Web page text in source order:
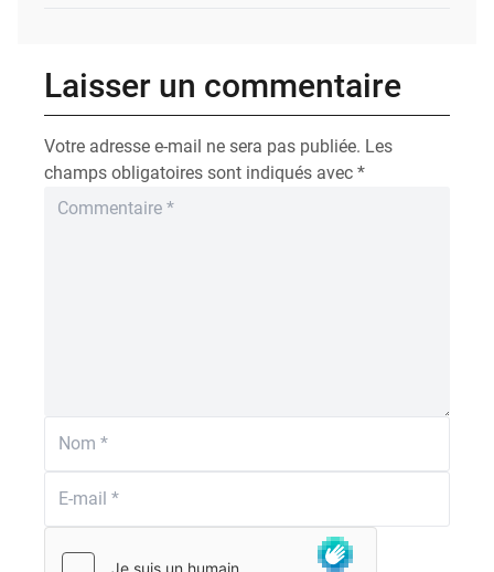
Laisser un commentaire
Votre adresse e-mail ne sera pas publiée. Les
champs obligatoires sont indiqués avec *